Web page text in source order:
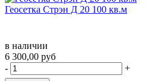
Геосетка Стрэн Д 20 100 кв.м
в наличии
6 300,00 руб
-
+